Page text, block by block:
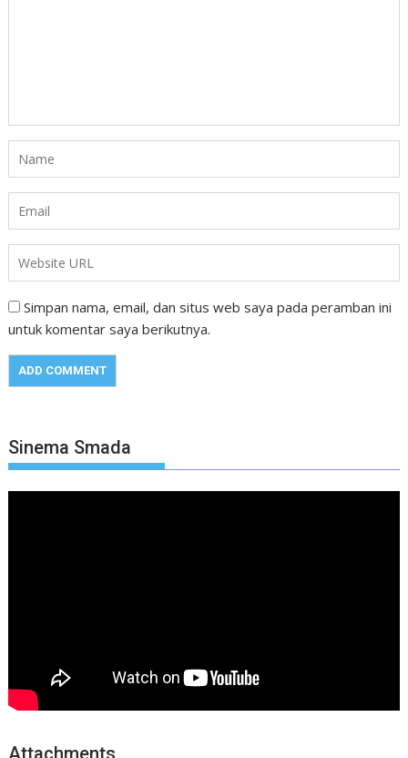
Simpan nama, email, dan situs web saya pada peramban ini
untuk komentar saya berikutnya.
Sinema Smada
Attachments